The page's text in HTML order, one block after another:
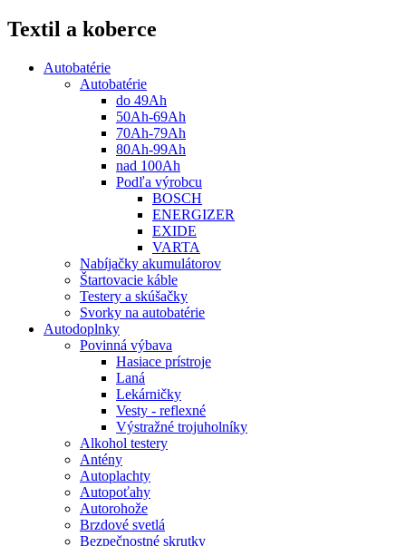
Textil a koberce
Autobatérie
Autobatérie
do 49Ah
50Ah-69Ah
70Ah-79Ah
80Ah-99Ah
nad 100Ah
Podľa výrobcu
BOSCH
ENERGIZER
EXIDE
VARTA
Nabíjačky akumulátorov
Štartovacie káble
Testery a skúšačky
Svorky na autobatérie
Autodoplnky
Povinná výbava
Hasiace prístroje
Laná
Lekárničky
Vesty - reflexné
Výstražné trojuholníky
Alkohol testery
Antény
Autoplachty
Autopoťahy
Autorohože
Brzdové svetlá
Bezpečnostné skrutky